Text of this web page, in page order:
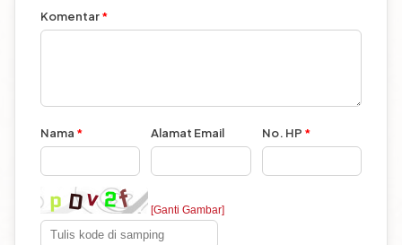
Komentar*
Nama * Alamat Email No. HP *
[Ganti Gambar]